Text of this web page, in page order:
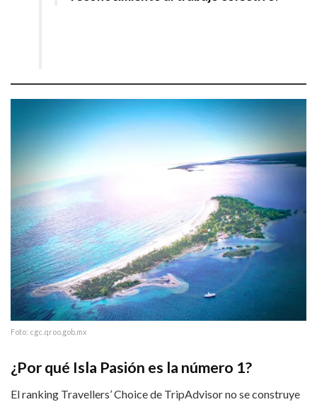
Foto: cgc.qroo.gob.mx
¿Por qué Isla Pasión es la número 1?
El ranking Travellers’ Choice de TripAdvisor no se construye